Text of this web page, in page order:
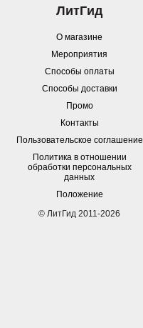
ЛитГид
О магазине
Мероприятия
Способы оплаты
Способы доставки
Промо
Контакты
Пользовательское соглашение
Политика в отношении
обработки персональных
данных
Положение
© ЛитГид 2011-2026